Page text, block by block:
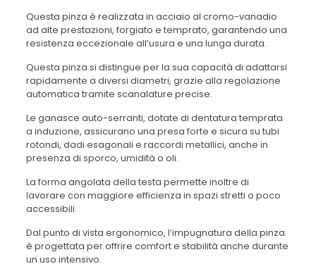
Questa pinza è realizzata in acciaio al cromo-vanadio
ad alte prestazioni, forgiato e temprato, garantendo una
resistenza eccezionale all’usura e una lunga durata.
Questa pinza si distingue per la sua capacità di adattarsi
rapidamente a diversi diametri, grazie alla regolazione
automatica tramite scanalature precise.
Le ganasce auto-serranti, dotate di dentatura temprata
a induzione, assicurano una presa forte e sicura su tubi
rotondi, dadi esagonali e raccordi metallici, anche in
presenza di sporco, umidità o oli.
La forma angolata della testa permette inoltre di
lavorare con maggiore efficienza in spazi stretti o poco
accessibili.
Dal punto di vista ergonomico, l’impugnatura della pinza
è progettata per offrire comfort e stabilità anche durante
un uso intensivo.